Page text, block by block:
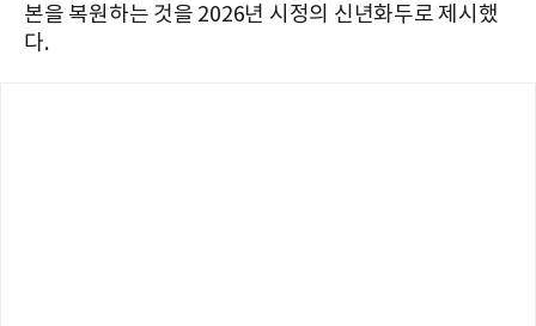
본을 복원하는 것을 2026년 시정의 신년화두로 제시했
다.